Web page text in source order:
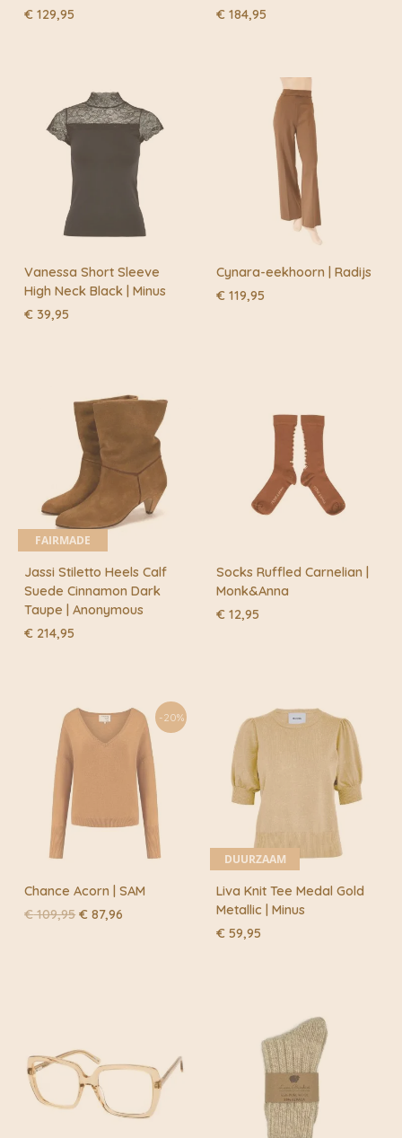
€ 129,95
€ 184,95
Vanessa Short Sleeve
High Neck Black | Minus
€ 39,95
Cynara-eekhoorn | Radijs
€ 119,95
FAIRMADE
Jassi Stiletto Heels Calf
Suede Cinnamon Dark
Taupe | Anonymous
€ 214,95
Socks Ruffled Carnelian |
Monk&Anna
€ 12,95
-20%
Chance Acorn | SAM
€109,95 Oorspronkelijke
€ 87,96
DUURZAAM
Liva Knit Tee Medal Gold
Metallic | Minus
€ 59,95